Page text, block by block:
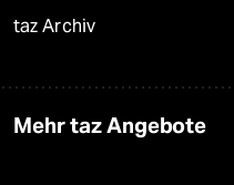
taz Archiv
Mehr taz Angebote